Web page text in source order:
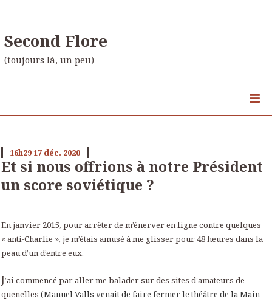
Second Flore
(toujours là, un peu)
16h2917 déc. 2020
Et si nous offrions à notre Président
un score soviétique ?
En janvier 2015, pour arrêter de m’énerver en ligne contre quelques
« anti-Charlie », je m’étais amusé à me glisser pour 48 heures dans la
peau d’un d’entre eux.
J’ai commencé par aller me balader sur des sites d’amateurs de
quenelles (Manuel Valls venait de faire fermer le théâtre de la Main